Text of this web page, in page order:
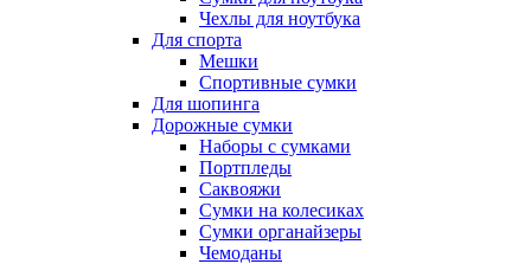
Чехлы для ноутбука
Для спорта
Мешки
Спортивные сумки
Для шопинга
Дорожные сумки
Наборы с сумками
Портпледы
Саквояжи
Сумки на колесиках
Сумки органайзеры
Чемоданы